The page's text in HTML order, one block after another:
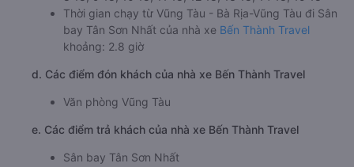
Thời gian chạy từ Vũng Tàu - Bà Rịa-Vũng Tàu đi Sân
bay Tân Sơn Nhất của nhà xe Bến Thành Travel
khoảng: 2.8 giờ
d. Các điểm đón khách của nhà xe Bến Thành Travel
Văn phòng Vũng Tàu
e. Các điểm trả khách của nhà xe Bến Thành Travel
Sân bay Tân Sơn Nhất